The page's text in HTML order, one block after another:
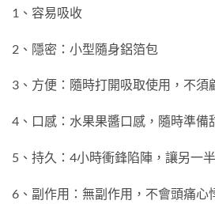
1、容易吸收
2、隱密：小型隨身鋁箔包
3、方便：隨時打開吸取使用，不須
4、口感：水果果醬口感，隨時準備
5、持久：4小時衝鋒陷陣，讓另一
6、副作用：無副作用，不會頭痛心